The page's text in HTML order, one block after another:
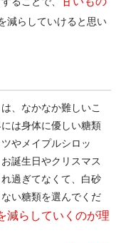
減らしていけると思い
、なかなか難しいこ
は身体に優しい糖類
やメイプルシロッ
誕生日やクリスマス
過ぎてなくて、白砂
い糖類を選んでくだ
減らしていくのが理